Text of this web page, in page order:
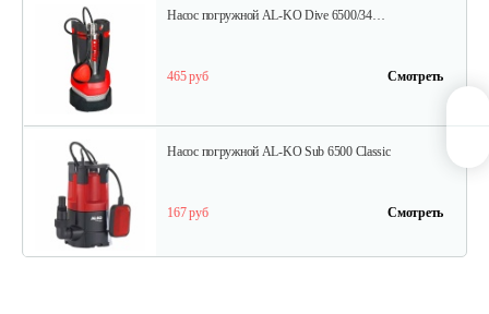
Насос погружной AL-KO Dive 6500/34…
465 руб Смотреть
Насос погружной AL-KO Sub 6500 Classic
167 руб Смотреть